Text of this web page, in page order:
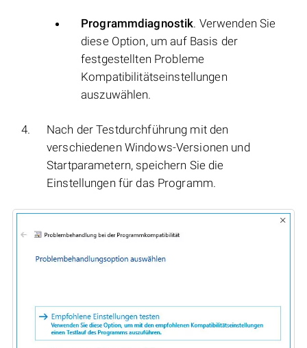
Programmdiagnostik. Verwenden Sie
diese Option, um auf Basis der
festgestellten Probleme
Kompatibilitätseinstellungen
auszuwählen.
Nach der Testdurchführung mit den
verschiedenen Windows-Versionen und
Startparametern, speichern Sie die
Einstellungen für das Programm.